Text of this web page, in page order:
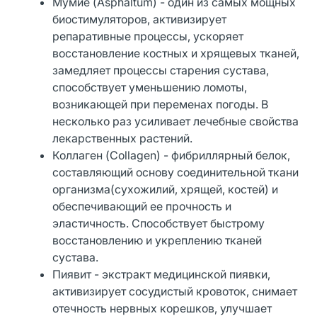
биостимуляторов, активизирует
репаративные процессы, ускоряет
восстановление костных и хрящевых тканей,
замедляет процессы старения сустава,
способствует уменьшению ломоты,
возникающей при переменах погоды. В
несколько раз усиливает лечебные свойства
лекарственных растений.
Коллаген (Collagen) - фибриллярный белок,
составляющий основу соединительной ткани
организма(сухожилий, хрящей, костей) и
обеспечивающий ее прочность и
эластичность. Способствует быстрому
восстановлению и укреплению тканей
сустава.
Пиявит - экстракт медицинской пиявки,
активизирует сосудистый кровоток, снимает
отечность нервных корешков, улучшает